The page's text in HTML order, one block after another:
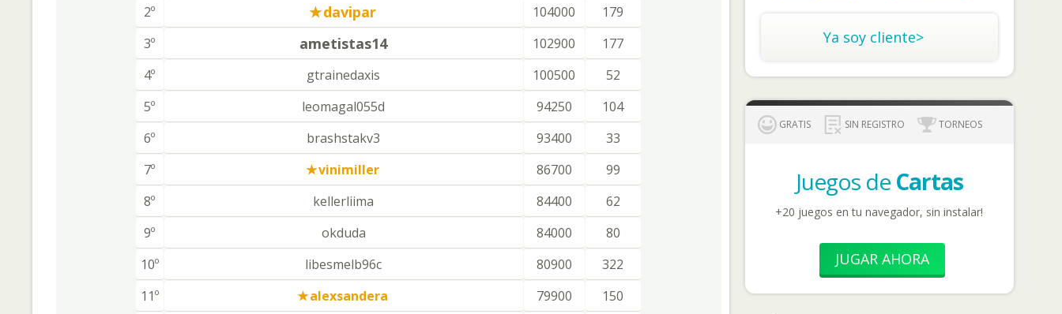
2º
davipar 104000
179
3º
ametistas14 102900
177
4º
gtrainedaxis 100500
52
5º
leomagal055d 94250
104
6º
brashstakv3 93400
33
7º
vinimiller 86700
99
8º
kellerliima 84400
62
9º
okduda 84000
80
10º
libesmelb96c 80900
322
11º
alexsandera 79900
150
Ya soy cliente>
GRATIS SIN REGISTRO TORNEOS
Juegos de Cartas
+20 juegos en tu navegador, sin instalar!
JUGAR AHORA